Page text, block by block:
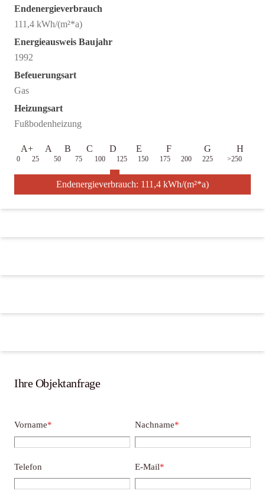
Endenergieverbrauch
111,4 kWh/(m²*a)
Energieausweis Baujahr
1992
Befeuerungsart
Gas
Heizungsart
Fußbodenheizung
A+ A B C D E F G H
0 25 50 75 100 125 150 175 200 225 >250
Endenergieverbrauch: 111,4 kWh/(m²*a)
Ihre Objektanfrage
Vorname* Nachname*
Telefon E-Mail*